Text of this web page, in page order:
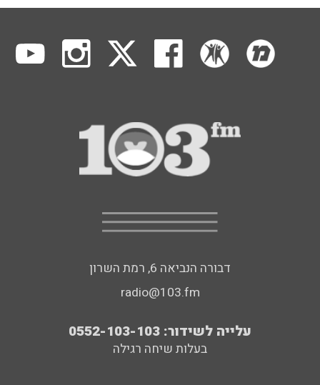
דבורה הנביאה 6, רמת השרון
radio@103.fm
עלייה לשידור: 0552-103-103
בעלות שיחה רגילה